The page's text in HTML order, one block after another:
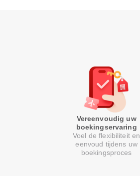
Vereenvoudig uw
boekingservaring
Voel de flexibiliteit en
eenvoud tijdens uw
boekingsproces